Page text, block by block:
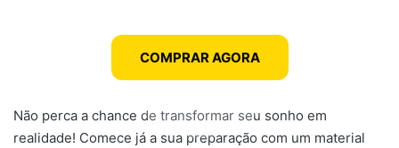
COMPRAR AGORA
Não perca a chance de transformar seu sonho em
realidade! Comece já a sua preparação com um material